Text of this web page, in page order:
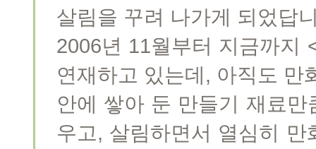
살림을 꾸려 나가게 되었답
2006년 11월부터 지금까지
연재하고 있는데, 아직도 만
안에 쌓아 둔 만들기 재료
우고, 살림하면서 열심히